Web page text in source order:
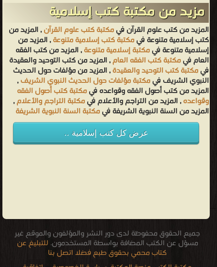
مزيد من مكتبة كتب إسلامية
المزيد من كتب علوم القرآن فيمكتبة كتب علوم القرآن, المزيد من
كتب إسلامية متنوعة فيمكتبة كتب إسلامية متنوعة, المزيد من
إسلامية متنوعة فيمكتبة إسلامية متنوعة, المزيد من كتب الفقه
العام فيمكتبة كتب الفقه العام, المزيد من كتب التوحيد والعقيدة
فيمكتبة كتب التوحيد والعقيدة, المزيد من مؤلفات حول الحديث
النبوي الشريف فيمكتبة مؤلفات حول الحديث النبوي الشريف,
المزيد من كتب أصول الفقه وقواعده فيمكتبة كتب أصول الفقه
وقواعده, المزيد من التراجم والأعلام فيمكتبة التراجم والأعلام,
المزيد من السنة النبوية الشريفة فيمكتبة السنة النبوية الشريفة
عرض كل كتب إسلامية ..
جميع الحقوق محفوظة لدى دور النشر والمؤلفون والموقع غير
مسؤل عن الكتب المضافة بواسطة المستخدمون. للتبليغ عن
كتاب محمي بحقوق طبع فضلا اتصل بنا